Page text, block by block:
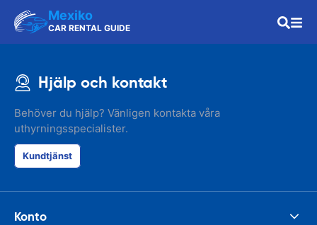
Mexiko
CAR RENTAL GUIDE
Hjälp och kontakt
Behöver du hjälp? Vänligen kontakta våra
uthyrningsspecialister.
Kundtjänst
Konto